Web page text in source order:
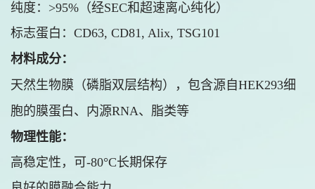
纯度：>95%（经SEC和超速离心纯化）
标志蛋白：CD63, CD81, Alix, TSG101
材料成分：
天然生物膜（磷脂双层结构），包含源自HEK293细
胞的膜蛋白、内源RNA、脂类等
物理性能：
高稳定性，可-80°C长期保存